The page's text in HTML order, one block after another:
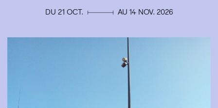
DU 21 OCT. ▄ AU 14 NOV. 2026